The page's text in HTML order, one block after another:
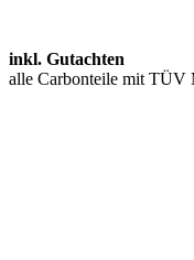
inkl. Gutachten
alle Carbonteile mit TÜV